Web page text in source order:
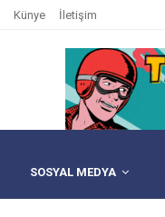
Künye İletişim
SOSYAL MEDYA